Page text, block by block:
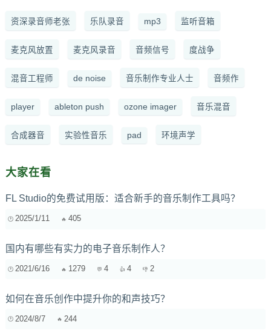
资深录音师老张 乐队录音 mp3 监听音箱
麦克风放置 麦克风录音 音频信号 度战争
混音工程师 de noise 音乐制作专业人士 音频作
player ableton push ozone imager 音乐混音
合成器音 实验性音乐 pad 环境声学
大家在看
FL Studio的免费试用版：适合新手的音乐制作工具吗？
2025/1/11 405
国内有哪些有实力的电子音乐制作人？
2021/6/16 1279 4 4 2
如何在音乐创作中提升你的和声技巧？
2024/8/7 244